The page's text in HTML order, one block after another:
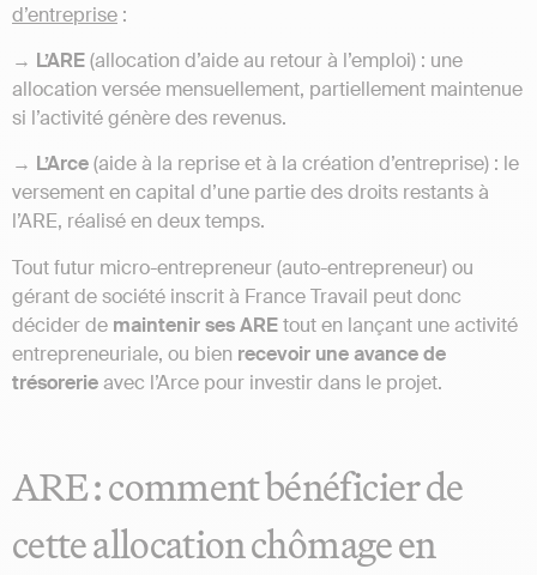
d’entreprise :
→ L’ARE(allocation d’aide au retour à l’emploi) : une
allocation versée mensuellement, partiellement maintenue
si l’activité génère des revenus.
→ L’Arce(aide à la reprise et à la création d’entreprise) : le
versement en capital d’une partie des droits restants à
l’ARE, réalisé en deux temps.
Tout futur micro-entrepreneur (auto-entrepreneur) ou
gérant de société inscrit à France Travail peut donc
décider de maintenir ses AREtout en lançant une activité
entrepreneuriale, ou bien recevoir une avance de
trésorerieavec l’Arce pour investir dans le projet.
ARE : comment bénéficier de
cette allocation chômage en